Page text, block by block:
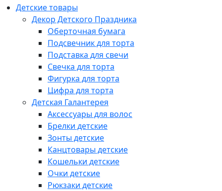
Детские товары
Декор Детского Праздника
Оберточная бумага
Подсвечник для торта
Подставка для свечи
Свечка для торта
Фигурка для торта
Цифра для торта
Детская Галантерея
Аксессуары для волос
Брелки детские
Зонты детские
Канцтовары детские
Кошельки детские
Очки детские
Рюкзаки детские